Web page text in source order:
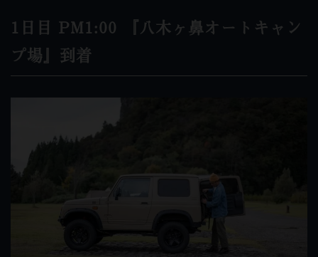
1日目 PM1:00 『八木ヶ鼻オートキャン
プ場』到着